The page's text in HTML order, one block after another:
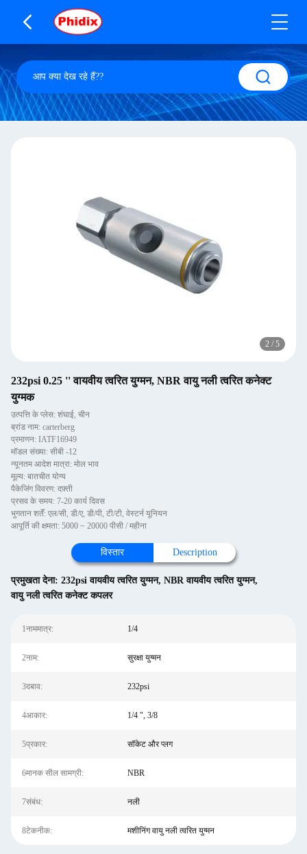
2 / 5
232psi 0.25 '' वायवीय त्वरित युग्मन, NBR वायु नली त्वरित कनेक्ट
युग्मक
उत्पत्ति के प्लेस: शंघाई, चीन
ब्रांड नाम: carterberg
प्रमाणन: IATF16949
मॉडल संख्या: सीबी -12
न्यूनतम आदेश मात्रा: मोल भाव
मूल्य: बातचीत योग्य
पैकेजिंग विवरण: दफ़्ती
प्रसव के समय: 7-20 कार्य दिवस
भुगतान शर्तें: एल/सी, डी/ए, डी/पी, टी/टी, वेस्टर्न यूनियन
आपूर्ति की क्षमता: 5000 ~ 20000 पीसी / महीना
विस्तार Description
प्रमुखता देना: 232psi वायवीय त्वरित युग्मन, NBR वायवीय त्वरित युग्मन,
वायु नली त्वरित कनेक्ट कपलर
1नाममात्र: 1/4
2नाम: सुरक्षा युग्मन
3दबाव: 232psi
4आकार: 1/4 ", 3/8
5प्रकार: सॉकेट और प्लग
6मानक सील सामग्री: NBR
7संबंध: नली
8टेकनीक: मशीनिंग वायु नली त्वरित युग्मन